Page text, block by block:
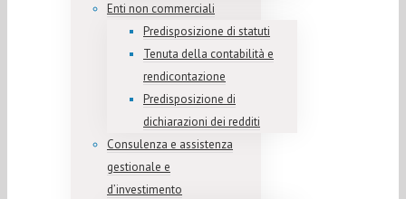
Enti non commerciali
Predisposizione di statuti
Tenuta della contabilità e
rendicontazione
Predisposizione di
dichiarazioni dei redditi
Consulenza e assistenza
gestionale e
d’investimento